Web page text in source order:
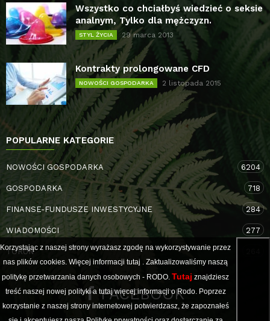
Wszystko co chciałbyś wiedzieć o seksie
analnym, Tylko dla mężczyzn.
STYL ŻYCIA 29 marca 2013
Kontrakty prolongowane CFD
NOWOŚCI GOSPODARKA 2 listopada 2015
POPULARNE KATEGORIE
NOWOŚCI GOSPODARKA 6204
GOSPODARKA 718
FINANSE-FUNDUSZE INWESTYCYJNE 284
WIADOMOŚCI 277
TORUŃ
FACEBOOK
Korzystając z naszej strony wyrażasz zgodę na wykorzystywanie przez
nas plików cookies. Więcej informacji tutaj . Zaktualizowaliśmy naszą
politykę przetwarzania danych osobowych - RODO. Tutaj znajdziesz
treść naszej nowej polityki a tutajwięcej informacji o Rodo. Poprzez
korzystanie z naszej strony internetowej potwierdzasz, że zapoznałeś